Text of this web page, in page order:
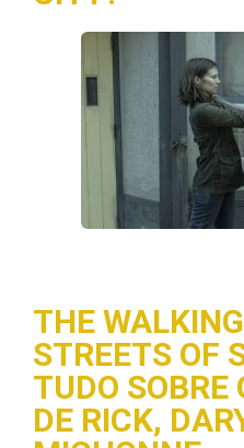
THE
STREETS OF
TUDO SOBRE
DE RICK,